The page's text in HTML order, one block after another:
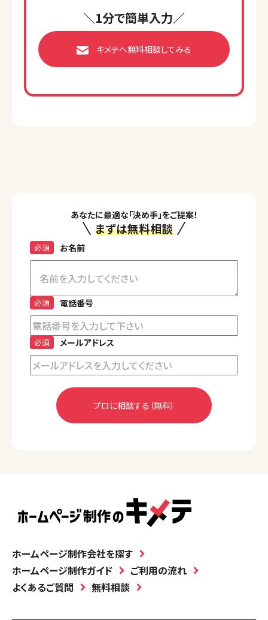
＼1分で簡単入力／
キメテへ無料相談してみる
あなたに最適な「決め手」をご提案！
まずは無料相談
お名前
必須
電話番号
必須
メールアドレス
必須
ホームページ制作会社を探す
ホームページ制作ガイド
ご利用の流れ
よくあるご質問
無料相談